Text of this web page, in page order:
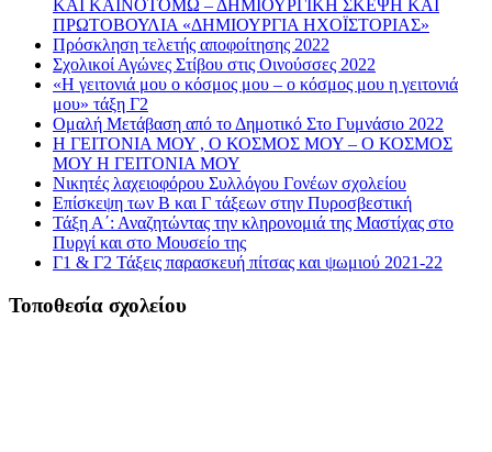
ΚΑΙ ΚΑΙΝΟΤΟΜΩ – ΔΗΜΙΟΥΡΓΙΚΗ ΣΚΕΨΗ ΚΑΙ
ΠΡΩΤΟΒΟΥΛΙΑ «ΔΗΜΙΟΥΡΓΙΑ ΗΧΟΪΣΤΟΡΙΑΣ»
Πρόσκληση τελετής αποφοίτησης 2022
Σχολικοί Αγώνες Στίβου στις Οινούσσες 2022
«Η γειτονιά μου ο κόσμος μου – ο κόσμος μου η γειτονιά
μου» τάξη Γ2
Ομαλή Μετάβαση από το Δημοτικό Στο Γυμνάσιο 2022
Η ΓΕΙΤΟΝΙΑ ΜΟΥ , Ο ΚΟΣΜΟΣ ΜΟΥ – Ο ΚΟΣΜΟΣ
ΜΟΥ Η ΓΕΙΤΟΝΙΑ ΜΟΥ
Νικητές λαχειοφόρου Συλλόγου Γονέων σχολείου
Επίσκεψη των Β και Γ τάξεων στην Πυροσβεστική
Τάξη Α΄: Αναζητώντας την κληρονομιά της Μαστίχας στο
Πυργί και στο Μουσείο της
Γ1 & Γ2 Τάξεις παρασκευή πίτσας και ψωμιού 2021-22
Τοποθεσία σχολείου